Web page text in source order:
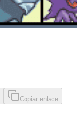
Copiar enlace